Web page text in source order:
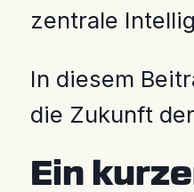
zentrale
In diesem
die Zukunft
Ein